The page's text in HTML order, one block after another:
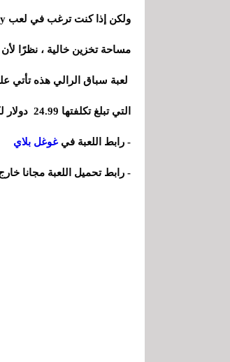
مساحة تخزين خالية ، نظرًا لأن حجم
التي تبلغ تكلفتها 24.99 دولار لكن لا تقلق سنضع رابط تحميلها مجانا في الأسفل .
- رابط اللعبة في غوغل بلاي
- رابط تحميل اللعبة مجانا